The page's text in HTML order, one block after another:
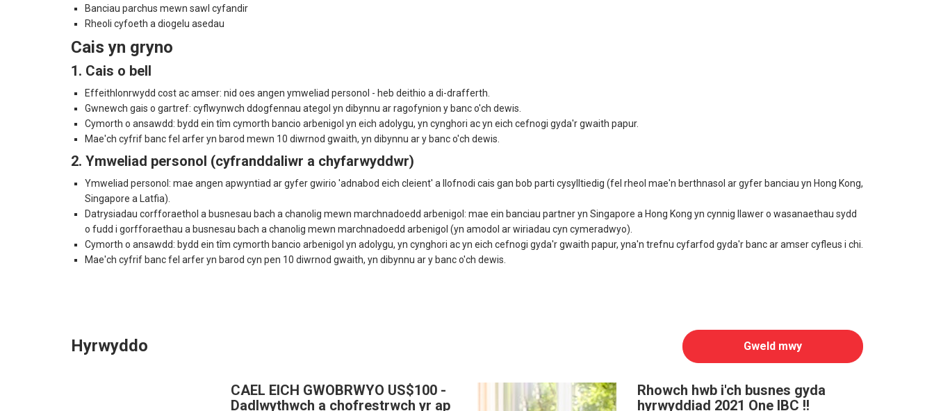
Banciau parchus mewn sawl cyfandir
Rheoli cyfoeth a diogelu asedau
Cais yn gryno
1. Cais o bell
Effeithlonrwydd cost ac amser: nid oes angen ymweliad personol - heb deithio a di-drafferth.
Gwnewch gais o gartref: cyflwynwch ddogfennau ategol yn dibynnu ar ragofynion y banc o'ch dewis.
Cymorth o ansawdd: bydd ein tîm cymorth bancio arbenigol yn eich adolygu, yn cynghori ac yn eich cefnogi gyda'r gwaith papur.
Mae'ch cyfrif banc fel arfer yn barod mewn 10 diwrnod gwaith, yn dibynnu ar y banc o'ch dewis.
2. Ymweliad personol (cyfranddaliwr a chyfarwyddwr)
Ymweliad personol: mae angen apwyntiad ar gyfer gwirio 'adnabod eich cleient' a llofnodi cais gan bob parti cysylltiedig (fel rheol mae'n berthnasol ar gyfer banciau yn Hong Kong,
Singapore a Latfia).
Datrysiadau corfforaethol a busnesau bach a chanolig mewn marchnadoedd arbenigol: mae ein banciau partner yn Singapore a Hong Kong yn cynnig llawer o wasanaethau sydd
o fudd i gorfforaethau a busnesau bach a chanolig mewn marchnadoedd arbenigol (yn amodol ar wiriadau cyn cymeradwyo).
Cymorth o ansawdd: bydd ein tîm cymorth bancio arbenigol yn adolygu, yn cynghori ac yn eich cefnogi gyda'r gwaith papur, yna'n trefnu cyfarfod gyda'r banc ar amser cyfleus i chi.
Mae'ch cyfrif banc fel arfer yn barod cyn pen 10 diwrnod gwaith, yn dibynnu ar y banc o'ch dewis.
Hyrwyddo
CAEL EICH GWOBRWYO US$100 -
Dadlwythwch a chofrestrwch yr ap
Rhowch hwb i'ch busnes gyda
hyrwyddiad 2021 One IBC !!
Gweld mwy